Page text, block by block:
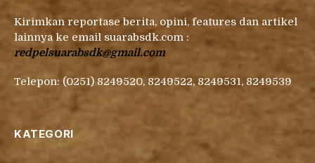
Kirimkan reportase berita, opini, features dan artikel
lainnya ke email suarabsdk.com :
redpelsuarabsdk@gmail.com
Telepon: (0251) 8249520, 8249522, 8249531, 8249539
KATEGORI